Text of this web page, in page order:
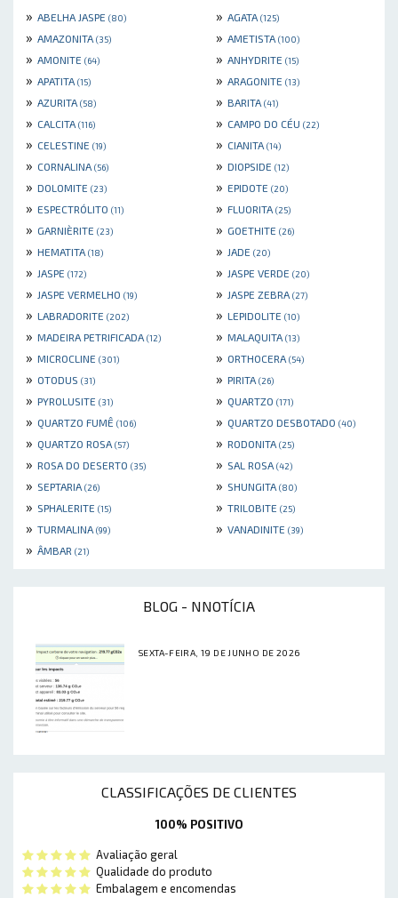
» ABELHA JASPE (80) » AGATA (125)
» AMAZONITA (35) » AMETISTA (100)
» AMONITE (64) » ANHYDRITE (15)
» APATITA (15) » ARAGONITE (13)
» AZURITA (58) » BARITA (41)
» CALCITA (116) » CAMPO DO CÉU (22)
» CELESTINE (19) » CIANITA (14)
» CORNALINA (56) » DIOPSIDE (12)
» DOLOMITE (23) » EPIDOTE (20)
» ESPECTRÓLITO (11) » FLUORITA (25)
» GARNIÈRITE (23) » GOETHITE (26)
» HEMATITA (18) » JADE (20)
» JASPE (172) » JASPE VERDE (20)
» JASPE VERMELHO (19) » JASPE ZEBRA (27)
» LABRADORITE (202) » LEPIDOLITE (10)
» MADEIRA PETRIFICADA (12) » MALAQUITA (13)
» MICROCLINE (301) » ORTHOCERA (54)
» OTODUS (31) » PIRITA (26)
» PYROLUSITE (31) » QUARTZO (171)
» QUARTZO FUMÊ (106) » QUARTZO DESBOTADO (40)
» QUARTZO ROSA (57) » RODONITA (25)
» ROSA DO DESERTO (35) » SAL ROSA (42)
» SEPTARIA (26) » SHUNGITA (80)
» SPHALERITE (15) » TRILOBITE (25)
» TURMALINA (99) » VANADINITE (39)
» ÂMBAR (21)
BLOG - NNOTÍCIA
SEXTA-FEIRA, 19 DE JUNHO DE 2026
CLASSIFICAÇÕES DE CLIENTES
100% POSITIVO
Avaliação geral
Qualidade do produto
Embalagem e encomendas